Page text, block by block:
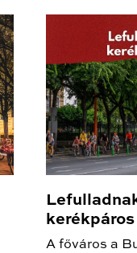
A főváros a